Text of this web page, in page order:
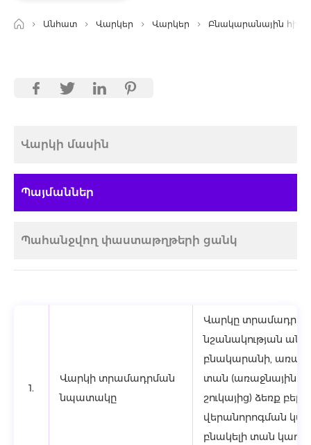
Անհատ Վարկեր Վարկեր Բնակարանային
Վարկի մասին
Պայմաններ
Պահանջվող փաստաթղթերի ցանկ
1.
Վարկի տրամադրման
նպատակը
Վարկը
նշանակության
բնակարանի,
տան (առաջնային և
շուկայից) ձեռք
վերանորոգման
բնակելի տան